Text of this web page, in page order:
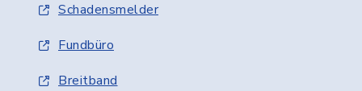
Schadensmelder
Fundbüro
Breitband